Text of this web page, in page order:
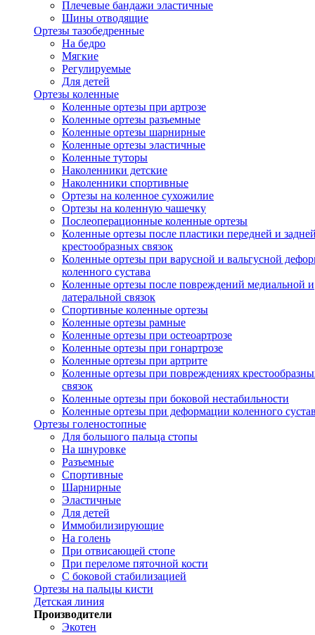
Плечевые бандажи эластичные
Шины отводящие
Ортезы тазобедренные
На бедро
Мягкие
Регулируемые
Для детей
Ортезы коленные
Коленные ортезы при артрозе
Коленные ортезы разъемные
Коленные ортезы шарнирные
Коленные ортезы эластичные
Коленные туторы
Наколенники детские
Наколенники спортивные
Ортезы на коленное сухожилие
Ортезы на коленную чашечку
Послеоперационные коленные ортезы
Коленные ортезы после пластики передней и
крестообразных связок
Коленные ортезы при варусной и вальгусной
коленного сустава
Коленные ортезы после повреждений медиальной и
латеральной связок
Спортивные коленные ортезы
Коленные ортезы рамные
Коленные ортезы при остеоартрозе
Коленные ортезы при гонартрозе
Коленные ортезы при артрите
Коленные ортезы при повреждениях
связок
Коленные ортезы при боковой нестабильности
Коленные ортезы при деформации коленного
Ортезы голеностопные
Для большого пальца стопы
На шнуровке
Разъемные
Спортивные
Шарнирные
Эластичные
Для детей
Иммобилизирующие
На голень
При отвисающей стопе
При переломе пяточной кости
С боковой стабилизацией
Ортезы на пальцы кисти
Детская линия
Производители
Экотен